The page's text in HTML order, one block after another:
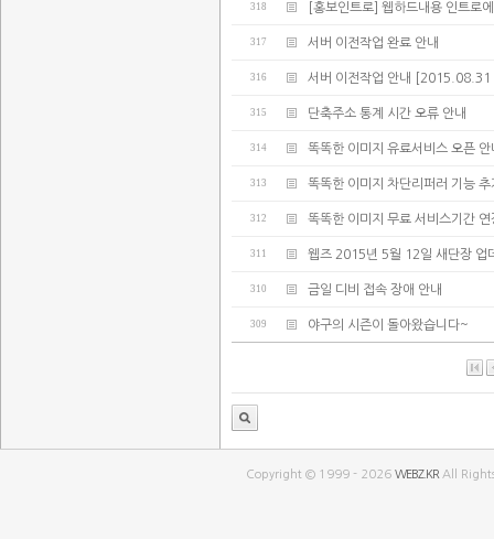
318 [홍보인트로] 웹하드내용 인트로
317 서버 이전작업 완료 안내
316 서버 이전작업 안내
315 단축주소 통계 시간 오류 안내
314 똑똑한 이미지 유료서비스 오픈 안
313 똑똑한 이미지 차단리퍼러 기능 추
312 똑똑한 이미지 무료 서비스기간 연
311 웹즈 2015년 5월 12일 새단장 업
310 금일 디비 접속 장애 안내
309 야구의 시즌이 돌아왔습니다~
Copyright © 1999 - 2026WEBZ.KR All